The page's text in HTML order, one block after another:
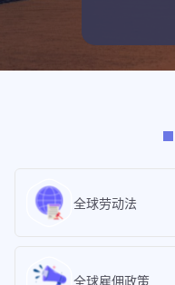
全球劳动法
全球雇佣政策